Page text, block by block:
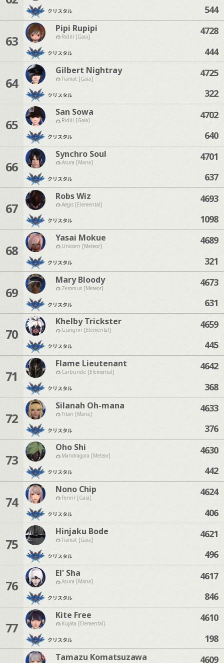
クリスタル
544
63
Pipi Rupipi
Ridill [Gaia]
クリスタル
4728
444
64
Gilbert Nightray
Tiamat [Gaia]
クリスタル
4725
322
65
San Sowa
Ridill [Gaia]
クリスタル
4702
640
66
Synchro Soul
Asura [Mana]
クリスタル
4701
637
67
Robs Wiz
Aegis [Elemental]
クリスタル
4693
1098
68
Yasai Mokue
Unicorn [Meteor]
クリスタル
4689
321
69
Mary Bloody
Zeromus [Meteor]
クリスタル
4673
631
70
Khelby Trickster
Gungnir [Elemental]
クリスタル
4659
445
71
Flame Lieutenant
Carbuncle [Elemental]
クリスタル
4642
368
72
Silanah Oh-mana
Titan [Mana]
クリスタル
4633
376
73
Oho Shi
Mandragora [Meteor]
クリスタル
4630
442
74
Nono Chip
Fenrir [Gaia]
クリスタル
4624
406
75
Hinjaku Bode
Tiamat [Gaia]
クリスタル
4621
496
76
El' Sha
Asura [Mana]
クリスタル
4617
846
77
Kite Free
Kujata [Elemental]
クリスタル
4610
198
Tamazu Komatsuzawa 4609